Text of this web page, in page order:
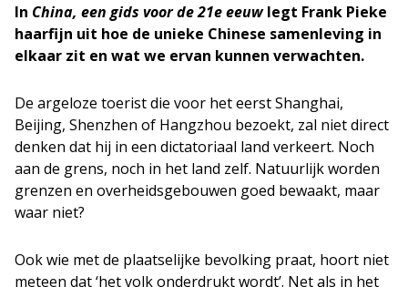
In China, een gids voor de 21e eeuwlegt Frank Pieke
haarfijn uit hoe de unieke Chinese samenleving in
elkaar zit en wat we ervan kunnen verwachten.
De argeloze toerist die voor het eerst Shanghai,
Beijing, Shenzhen of Hangzhou bezoekt, zal niet direct
denken dat hij in een dictatoriaal land verkeert. Noch
aan de grens, noch in het land zelf. Natuurlijk worden
grenzen en overheidsgebouwen goed bewaakt, maar
waar niet?
Ook wie met de plaatselijke bevolking praat, hoort niet
meteen dat ‘het volk onderdrukt wordt’. Net als in het